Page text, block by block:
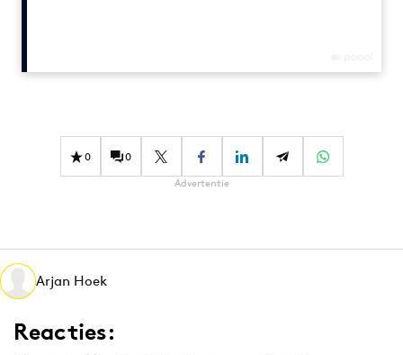
Gedragsverandering
Influencer marketing
Media
Merkstrategie
PR
Programmatic
0 0
Advertentie
Arjan Hoek
Reacties: